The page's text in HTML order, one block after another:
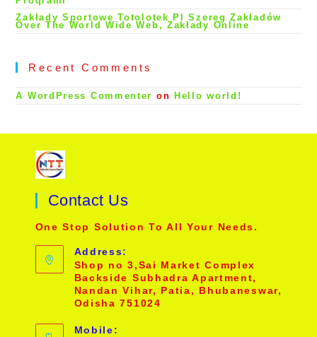
Zakłady Sportowe Totolotek Pl Szereg Zakładów
Over The World Wide Web, Zakłady Online
Recent Comments
A WordPress Commenter on Hello world!
Contact Us
One Stop Solution To All Your Needs.
Address:
Shop no 3,Sai Market Complex
Backside Subhadra Apartment,
Nandan Vihar, Patia, Bhubaneswar,
Odisha 751024
Mobile: